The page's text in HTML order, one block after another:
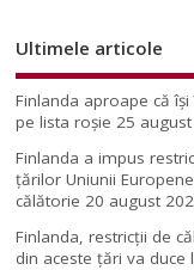
Ultimele articole
Finlanda aproape că
pe lista roșie 25
Finlanda a impus
ţărilor Uniunii
călătorie 20 august
Finlanda, restricţii de
din aceste ţări va duce